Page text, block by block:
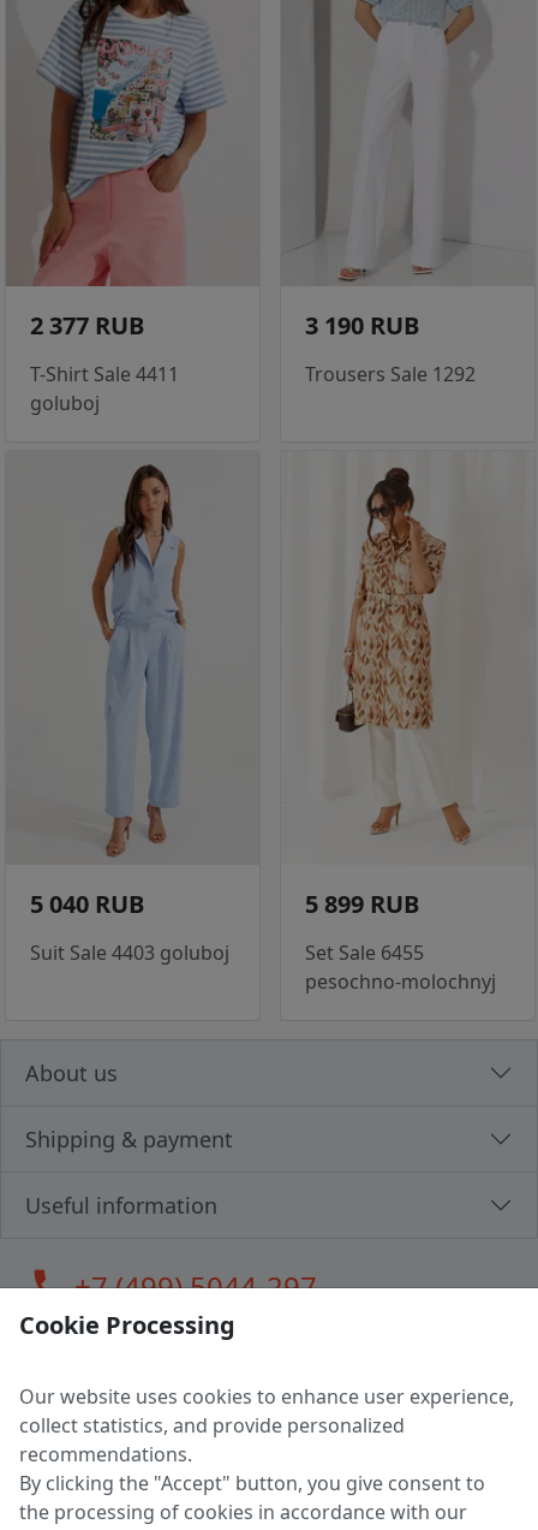
2 377 RUB
T-Shirt Sale 4411
goluboj
3 190 RUB
Trousers Sale 1292
5 040 RUB
Suit Sale 4403 goluboj
5 899 RUB
Set Sale 6455
pesochno-molochnyj
About us
Shipping & payment
Useful information
call+7 (499) 5044-297
LLC "MAGPOCHTBY", Tax #291665670
Address: 224005, Belarus, Brest, Budenny street, house 31
Certificate of state registration #0147876
Working hours: 9:00 – 17:30 monday - friday
Cookie Processing
Our website uses cookies to enhance user experience,
collect statistics, and provide personalized
recommendations.
By clicking the "Accept" button, you give consent to
the processing of cookies in accordance with our